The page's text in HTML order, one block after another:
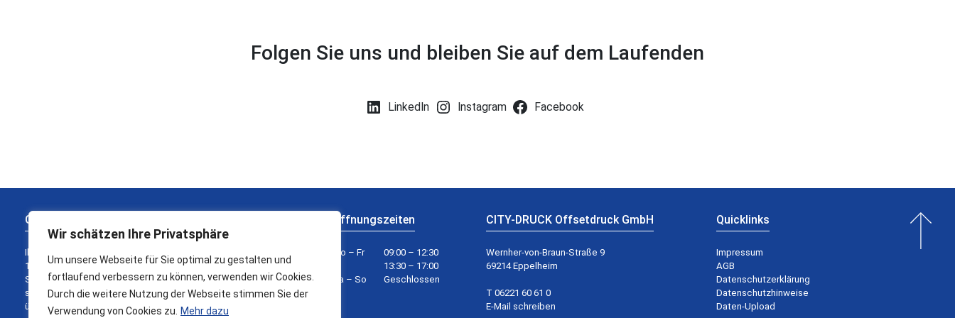
Wir schätzen Ihre Privatsphäre
Um unsere Webseite für Sie optimal zu gestalten und
fortlaufend verbessern zu können, verwenden wir Cookies.
Durch die weitere Nutzung der Webseite stimmen Sie der
Verwendung von Cookies zu.
Mehr dazu
Folgen Sie uns und bleiben Sie auf dem Laufenden
LinkedIn Instagram Facebook
Gemeinsam für Sie
Ihre Ideen verwirklichen, das treibt uns jeden Tag an. Seit
1985 lassen wir uns unweit des Stadtkerns von der
Schönheit Heidelbergs inspirieren und schaffen es so
stetig am Puls der Zeit zu sein. Heute blicken wir auf
über 35 Jahre Erfahrung, Tradition und Fortschritt zurück.
Öffnungszeiten
Mo – Fr
Sa – So
09:00 – 12:30
13:30 – 17:00
Geschlossen
CITY-DRUCK Offsetdruck GmbH
Wernher-von-Braun-Straße 9
69214 Eppelheim
T 06221 60 61 0
E-Mail schreiben
Quicklinks
Impressum
AGB
Datenschutzerklärung
Datenschutzhinweise
Daten-Upload